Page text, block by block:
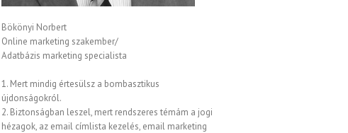
Bökönyi Norbert
Online marketing szakember/
Adatbázis marketing specialista
1. Mert mindig értesülsz a bombasztikus
újdonságokról.
2. Biztonságban leszel, mert rendszeres témám a jogi
hézagok, az email címlista kezelés, email marketing